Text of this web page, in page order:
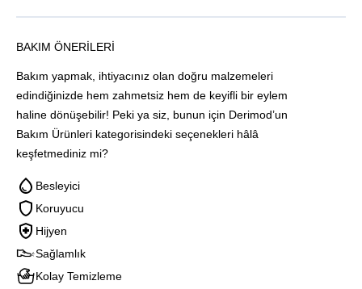
BAKIM ÖNERILERI
Bakım yapmak, ihtiyacınız olan doğru malzemeleri
edindiğinizde hem zahmetsiz hem de keyifli bir eylem
haline dönüşebilir! Peki ya siz, bunun için Derimod’un
Bakım Ürünleri kategorisindeki seçenekleri hâlâ
keşfetmediniz mi?
Besleyici
Koruyucu
Hijyen
Sağlamlık
Kolay Temizleme